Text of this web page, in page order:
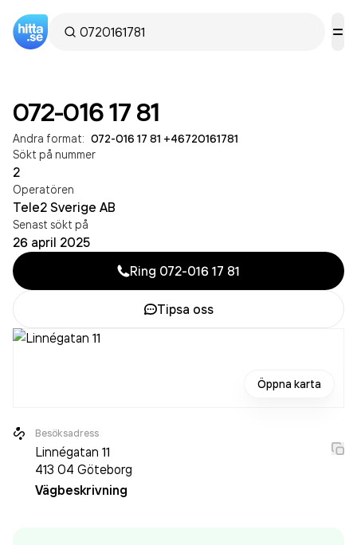
072-016 17 81
Andra format: 072-016 17 81 +46720161781
Sökt på nummer
2
Operatören
Tele2 Sverige AB
Senast sökt på
26 april 2025
Ring 072-016 17 81
Tipsa oss
Öppna karta
Besöksadress
Linnégatan 11
413 04 Göteborg
Vägbeskrivning